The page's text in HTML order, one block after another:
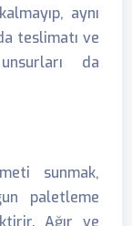
aynı
teslimatı ve
da
sunmak,
paletleme
Ağır ve